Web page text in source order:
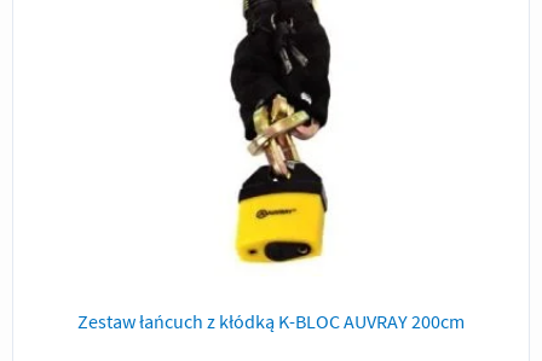
Zestaw łańcuch z kłódką K-BLOC AUVRAY 200cm